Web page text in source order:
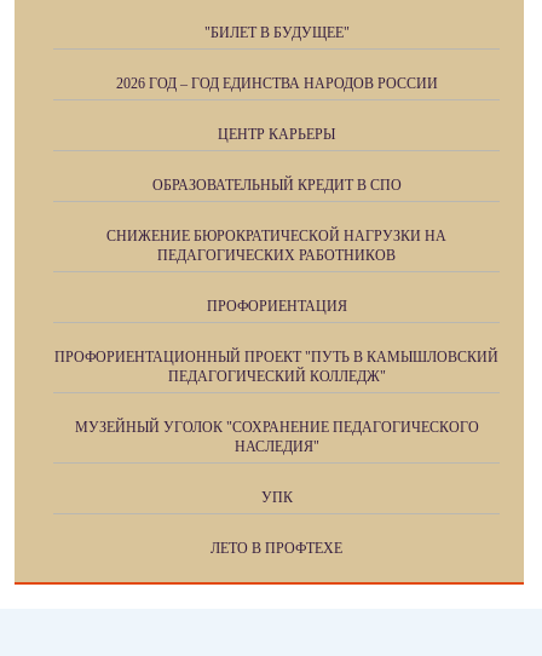
"БИЛЕТ В БУДУЩЕЕ"
2026 ГОД – ГОД ЕДИНСТВА НАРОДОВ РОССИИ
ЦЕНТР КАРЬЕРЫ
ОБРАЗОВАТЕЛЬНЫЙ КРЕДИТ В СПО
СНИЖЕНИЕ БЮРОКРАТИЧЕСКОЙ НАГРУЗКИ НА
ПЕДАГОГИЧЕСКИХ РАБОТНИКОВ
ПРОФОРИЕНТАЦИЯ
ПРОФОРИЕНТАЦИОННЫЙ ПРОЕКТ "ПУТЬ В КАМЫШЛОВСКИЙ
ПЕДАГОГИЧЕСКИЙ КОЛЛЕДЖ"
МУЗЕЙНЫЙ УГОЛОК "СОХРАНЕНИЕ ПЕДАГОГИЧЕСКОГО
НАСЛЕДИЯ"
УПК
ЛЕТО В ПРОФТЕХЕ